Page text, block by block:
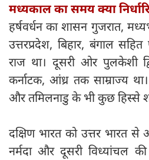
मध्यकाल का समय क्या
हर्षवर्धन का शासन गुजरात,
उत्तरप्रदेश, बिहार, बंगाल
राज था। दूसरी ओर पुलकेशी
कर्नाटक, आंध्र तक साम्राज्य
और तमिलनाडु के भी कुछ हिस्से
दक्षिण भारत को उत्तर भारत
नर्मदा और दूसरी विध्यांचल